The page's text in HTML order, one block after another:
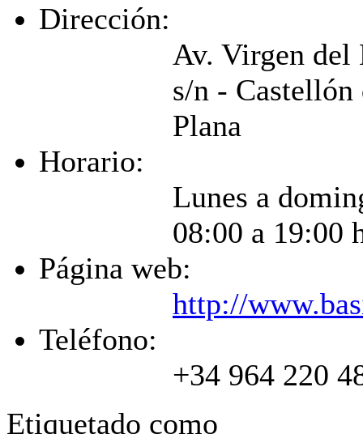
Dirección:
Av. Virgen del
s/n - Castellón
Plana
Horario:
Lunes a
08:00 a 19:00
Página web:
http://
Teléfono:
+34 964 220
Etiquetado como